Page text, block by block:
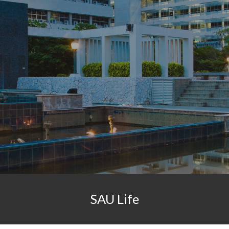
to main content Skip to
SAU Life